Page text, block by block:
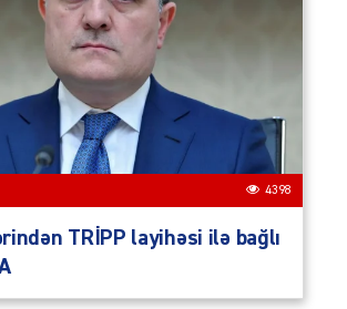
4398
TRİPP layihəsi ilə bağlı